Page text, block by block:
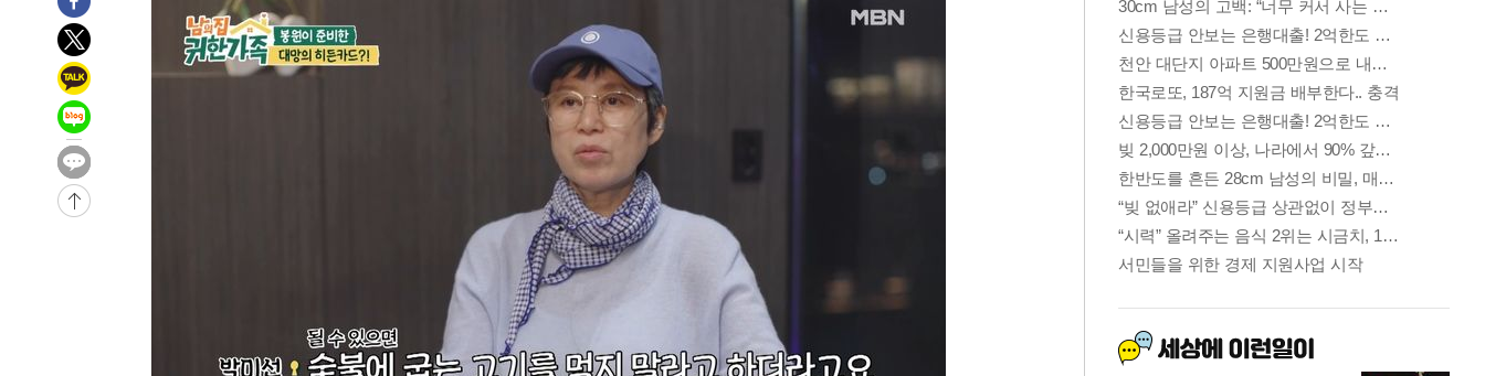
-1409초 전 >
이란, 호르무즈서 "적국 목표물들"과 대치로 남부 케슘섬에서 두차
례 큰 폭발음
-30484초 전 >
[속보]종합특검, '계엄 수용공간 확보' 신용해 前교정본부장 기소
-29357초 전 >
외신들도 주목한 韓축구 파문…"국민적 공분에 수사 재개"
-29328초 전 >
-28350초 전 >
병태 후임
-24708초 전 >
-20033초 전 >
[속보]종합특검, '관저이전 봐주기 감사' 유병호 구속기소
민주 콩고 에볼라환자 4천명 돌파, 4053명 발생 1850명 사망
[속보]'300억원대 사기 혐의' 차가원 대표 구속 송치
"미 전국적 살모네라 식중독 원인은 멕시코산 할라피뇨"-- CDC